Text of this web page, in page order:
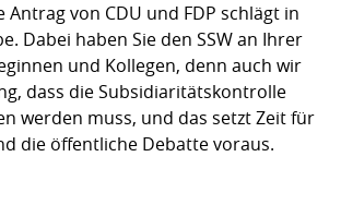
Antrag von CDU und FDP schlägt in
Dabei haben Sie den SSW an Ihrer
und Kollegen, denn auch wir
dass die Subsidiaritätskontrolle
werden muss, und das setzt Zeit für
die öffentliche Debatte voraus.